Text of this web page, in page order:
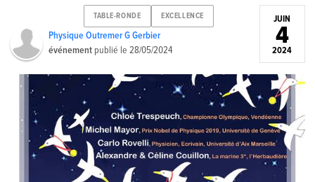
TABLE-RONDE EXCELLENCE
Physique Outremer G Gerbier
événement publié le28/05/2024
JUIN
4
2024